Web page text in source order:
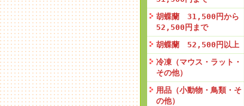
胡蝶蘭 31,500円から
52,500円まで
胡蝶蘭 52,500円以上
冷凍（マウス・ラット・
その他）
用品（小動物・鳥類・そ
の他）